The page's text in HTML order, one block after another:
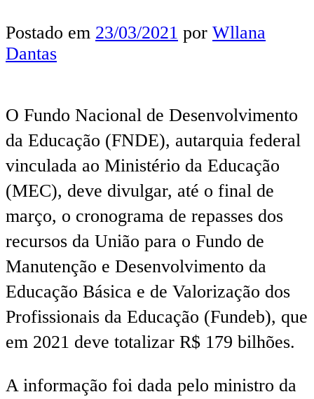
Postado em 23/03/2021 por Wllana
Dantas
O Fundo Nacional de Desenvolvimento
da Educação (FNDE), autarquia federal
vinculada ao Ministério da Educação
(MEC), deve divulgar, até o final de
março, o cronograma de repasses dos
recursos da União para o Fundo de
Manutenção e Desenvolvimento da
Educação Básica e de Valorização dos
Profissionais da Educação (Fundeb), que
em 2021 deve totalizar R$ 179 bilhões.
A informação foi dada pelo ministro da